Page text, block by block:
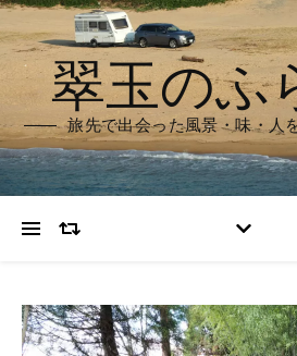
翠玉のふ
旅先で出会った風景・味・人